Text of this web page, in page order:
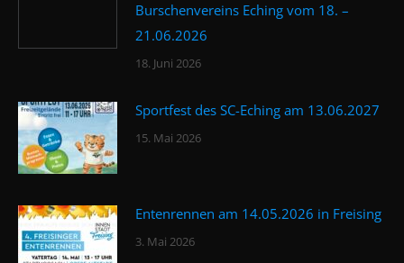
Burschenvereins Eching vom 18. –
21.06.2026
18. Juni 2026
Sportfest des SC-Eching am 13.06.2027
15. Mai 2026
Entenrennen am 14.05.2026 in Freising
3. Mai 2026